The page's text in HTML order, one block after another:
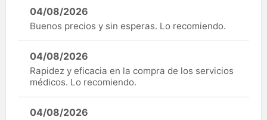
04/08/2026
Buenos precios y sin esperas. Lo recomiendo.
04/08/2026
Rapidez y eficacia en la compra de los servicios
médicos. Lo recomiendo.
04/08/2026